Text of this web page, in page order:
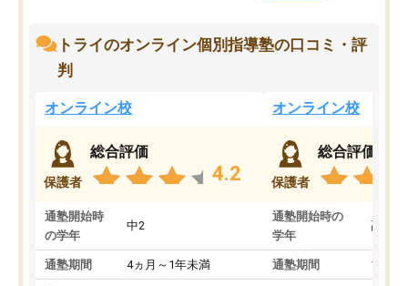
トライのオンライン個別指導塾の口コミ・評
判
オンライン校
保護者
総合評価
4.2
通塾開始時
の学年
中2
通塾期間 4ヵ月～1年未満
オンライン校
保護者
総合評価
通塾開始時の
学年
高3
通塾期間 1～3